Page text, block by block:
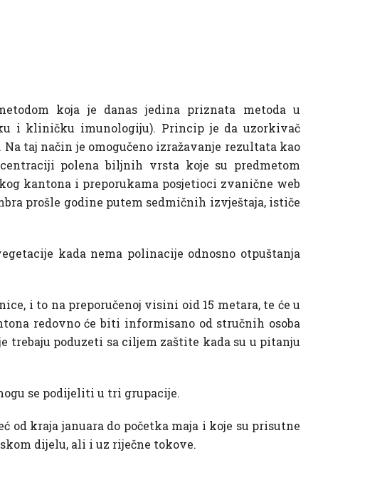
koja je danas jedina priznata metoda u
i kliničku imunologiju). Princip je da uzorkivač
taj način je omogučeno izražavanje rezultata kao
polena biljnih vrsta koje su predmetom
kantona i preporukama posjetioci zvanične web
prošle godine putem sedmičnih izvještaja, ističe
kada nema polinacije odnosno otpuštanja
i to na preporučenoj visini oid 15 metara, te će u
redovno će biti informisano od stručnih osoba
poduzeti sa ciljem zaštite kada su u pitanju
se podijeliti u tri grupacije.
kraja januara do početka maja i koje su prisutne
dijelu, ali i uz riječne tokove.